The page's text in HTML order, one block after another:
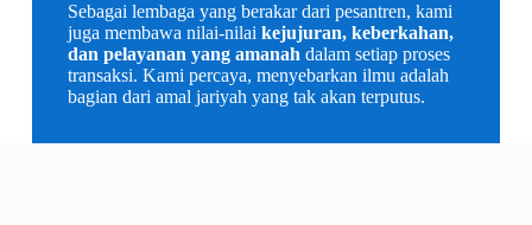
Sebagai lembaga yang berakar dari pesantren, kami
juga membawa nilai-nilai kejujuran, keberkahan,
dan pelayanan yang amanah dalam setiap proses
transaksi. Kami percaya, menyebarkan ilmu adalah
bagian dari amal jariyah yang tak akan terputus.